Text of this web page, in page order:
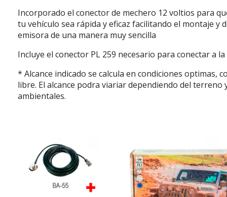
Incorporado el conector de mechero 12 voltios para
tu vehículo sea rápida y eficaz facilitando el montaje y
emisora de una manera muy sencilla
Incluye el conector PL 259 necesario para conectar a
* Alcance indicado se calcula en condiciones optimas,
libre. El alcance podra viariar dependiendo del terreno
ambientales.